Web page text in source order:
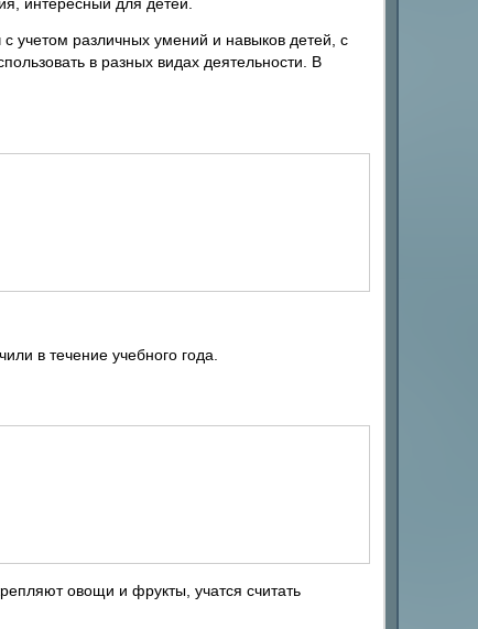
учетом различных умений и навыков детей, с
в разных видах деятельности. В
в течение учебного года.
овощи и фрукты, учатся считать